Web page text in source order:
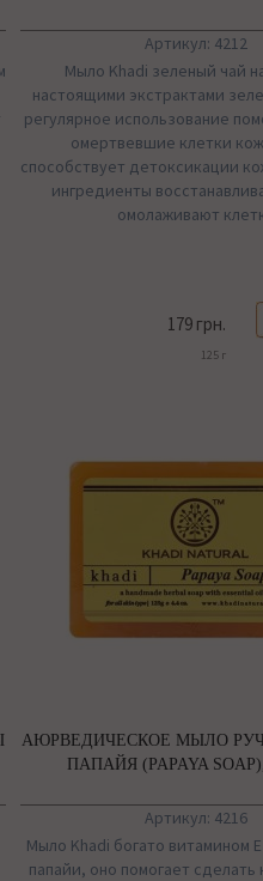
Артикул: 4212
Мыло Khadi зеленый чай
настоящими экстрактами
регулярное использование
омертвевшие клетки
способствует детоксикации
ингредиенты
омолаживают
179 грн.
125 г
АЮРВЕДИЧЕСКОЕ МЫЛО
ПАПАЙЯ (PAPAYA
Артикул: 4216
Мыло Khadi богато витамином
папайи, оно помогает сделать